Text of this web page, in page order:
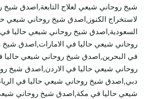
شيخ روحاني شيعي لعلاج التابعة,اصدق
لاستخراج الكنوز,اصدق شيخ روحاني شيعي
السعودية,اصدق شيخ روحاني شيعي حاليا
روحاني شيعي حاليا في الامارات,اصدق شيخ
في البحرين,اصدق شيخ روحاني شيعي
روحاني شيعي حاليا في الاردن,اصدق شيخ
دبي,اصدق شيخ روحاني شيعي حاليا في
شيعي حاليا في مكة,اصدق شيخ روحاني